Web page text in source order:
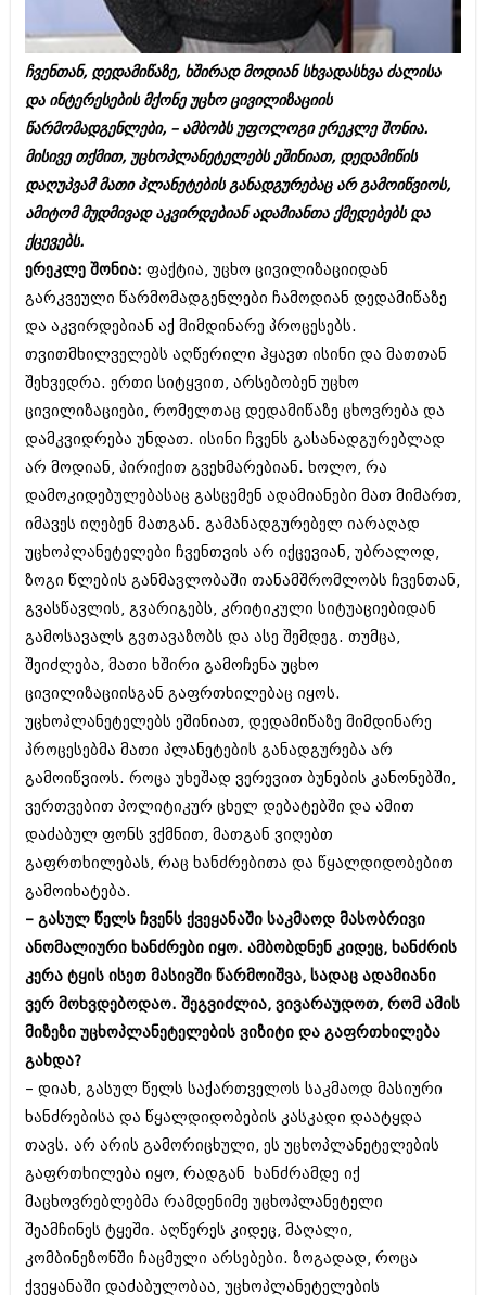
კულინარია
ავტორჩევები
ბელადები
ბიზნესსიახლეები
გვარები
თემიდას სასწორი
იუმორი
კალეიდოსკოპი
ჰოროსკოპი და შეუცნობელი
კრიმინალი
რომანი და დეტექტივი
სახალისო ამბები
შოუბიზნესი
დაიჯესტი
ქალი და მამაკაცი
ისტორია
სხვადასხვა
ანონსი
არქივი
აგვისტო 2018 (162)
ივნისი 2018 (244)
მაისი 2018 (211)
აპრილი 2018 (194)
მარტი 2018 (256)
თებერვალი 2018 (208)
იანვარი 2018 (215)
დეკემბერი 2017 (243)
ნოემბერი 2017 (212)
ოქტომბერი 2017 (231)
სექტემბერი 2017 (261)
აგვისტო 2017 (212)
ივლისი 2017 (233)
მაისი 2017 (216)
აპრილი 2017 (220)
მარტი 2017 (212)
თებერვალი 2017 (205)
იანვარი 2017 (246)
დეკემბერი 2016 (207)
ნოემბერი 2016 (207)
ოქტომბერი 2016 (257)
ბიზნესსიახლეები
გვარები
თემიდას სასწორი
იუმორი
კალეიდოსკოპი
ჰოროსკოპი და შეუცნობელი
კრიმინალი
რომანი და დეტექტივი
სახალისო ამბები
შოუბიზნესი
დაიჯესტი
ქალი და მამაკაცი
ისტორია
სხვადასხვა
ანონსი
ნოემბერი 2020 (103)
ოქტომბერი 2020 (209)
სექტემბერი 2020 (204)
აგვისტო 2020 (249)
ივნისი 2020 (249)
არქივის ზომის ნახვა
ჩვენთან, დედამიწაზე, ხშირად მოდიან სხვადასხვა ძალისა
და ინტერესების მქონე უცხო ცივილიზაციის
წარმომადგენლები, – ამბობს უფოლოგი ერეკლე შონია.
მისივე თქმით, უცხოპლანეტელებს ეშინიათ, დედამიწის
დაღუპვამ მათი პლანეტების განადგურებაც არ გამოიწვიოს,
ამიტომ მუდმივად აკვირდებიან ადამიანთა ქმედებებს და
ქცევებს.
ერეკლე შონია: ფაქტია, უცხო ცივილიზაციიდან
გარკვეული წარმომადგენლები ჩამოდიან დედამიწაზე
და აკვირდებიან აქ მიმდინარე პროცესებს.
თვითმხილველებს აღწერილი ჰყავთ ისინი და მათთან
შეხვედრა. ერთი სიტყვით, არსებობენ უცხო
ცივილიზაციები, რომელთაც დედამიწაზე ცხოვრება და
დამკვიდრება უნდათ. ისინი ჩვენს გასანადგურებლად
არ მოდიან, პირიქით გვეხმარებიან. ხოლო, რა
დამოკიდებულებასაც გასცემენ ადამიანები მათ მიმართ,
იმავეს იღებენ მათგან. გამანადგურებელ იარაღად
უცხოპლანეტელები ჩვენთვის არ იქცევიან, უბრალოდ,
ზოგი წლების განმავლობაში თანამშრომლობს ჩვენთან,
გვასწავლის, გვარიგებს, კრიტიკული სიტუაციებიდან
გამოსავალს გვთავაზობს და ასე შემდეგ. თუმცა,
შეიძლება, მათი ხშირი გამოჩენა უცხო
ცივილიზაციისგან გაფრთხილებაც იყოს.
უცხოპლანეტელებს ეშინიათ, დედამიწაზე მიმდინარე
პროცესებმა მათი პლანეტების განადგურება არ
გამოიწვიოს. როცა უხეშად ვერევით ბუნების კანონებში,
ვერთვებით პოლიტიკურ ცხელ დებატებში და ამით
დაძაბულ ფონს ვქმნით, მათგან ვიღებთ
გაფრთხილებას, რაც ხანძრებითა და წყალდიდობებით
გამოიხატება.
– გასულ წელს ჩვენს ქვეყანაში საკმაოდ მასობრივი
ანომალიური ხანძრები იყო. ამბობდნენ კიდეც, ხანძრის
კერა ტყის ისეთ მასივში წარმოიშვა, სადაც ადამიანი
ვერ მოხვდებოდაო. შეგვიძლია, ვივარაუდოთ, რომ ამის
მიზეზი უცხოპლანეტელების ვიზიტი და გაფრთხილება
გახდა?
– დიახ, გასულ წელს საქართველოს საკმაოდ მასიური
ხანძრებისა და წყალდიდობების კასკადი დაატყდა
თავს. არ არის გამორიცხული, ეს უცხოპლანეტელების
გაფრთხილება იყო, რადგან ხანძრამდე იქ
მაცხოვრებლებმა რამდენიმე უცხოპლანეტელი
შეამჩინეს ტყეში. აღწერეს კიდეც, მაღალი,
კომბინეზონში ჩაცმული არსებები. ზოგადად, როცა
ქვეყანაში დაძაბულობაა, უცხოპლანეტელების